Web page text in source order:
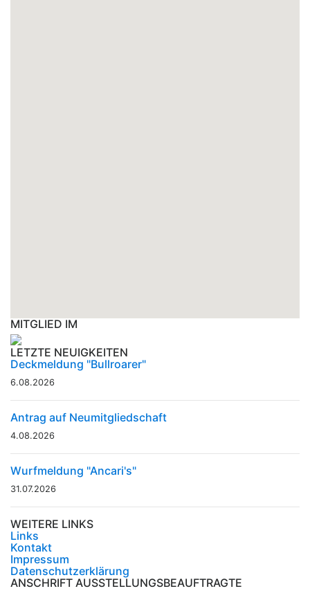
MITGLIED IM
LETZTE NEUIGKEITEN
Deckmeldung "Bullroarer"
6.08.2026
Antrag auf Neumitgliedschaft
4.08.2026
Wurfmeldung "Ancari's"
31.07.2026
WEITERE LINKS
Links
Kontakt
Impressum
Datenschutzerklärung
ANSCHRIFT AUSSTELLUNGSBEAUFTRAGTE